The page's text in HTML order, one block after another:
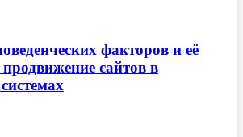
факторов и её
сайтов в